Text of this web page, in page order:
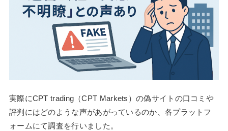
実際にCPT trading（CPT Markets）の偽サイトの口コミや
評判にはどのような声があがっているのか、各プラットフ
ォームにて調査を行いました。